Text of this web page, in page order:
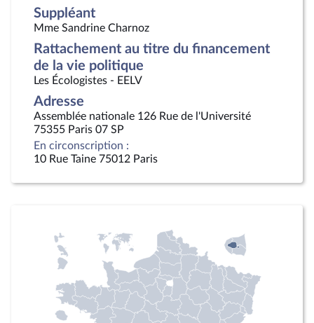
Suppléant
Mme Sandrine Charnoz
Rattachement au titre du financement
de la vie politique
Les Écologistes - EELV
Adresse
Assemblée nationale 126 Rue de l'Université
75355 Paris 07 SP
En circonscription :
10 Rue Taine 75012 Paris